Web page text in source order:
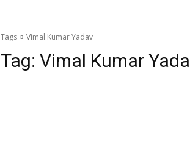
Tags Vimal Kumar Yadav
Tag: Vimal Kumar